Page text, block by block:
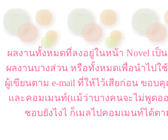
ผลงานทั้งหมดที่ลงอยู่ในหน้า Novel เ
ผลงานบางส่วน หรือทั้งหมดเพื่อนำไป
ผู้เขียนตาม e-mail ที่ให้ไว้เสียก่อน ขอ
และคอมเมนท์(แม้ว่าบางคนจะไม่พูดอ
ชอบยังไงไ ก็เมลไปคอมเมนท์ได้